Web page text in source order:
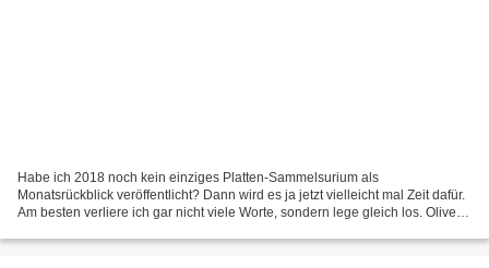
Habe ich 2018 noch kein einziges Platten-Sammelsurium als
Monatsrückblick veröffentlicht? Dann wird es ja jetzt vielleicht mal Zeit dafür.
Am besten verliere ich gar nicht viele Worte, sondern lege gleich los. Oliver